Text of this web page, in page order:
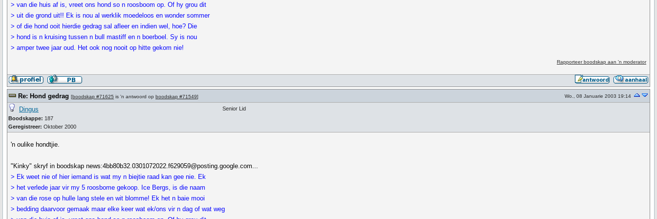
> van die huis af is, vreet ons hond so n roosboom op. Of hy grou dit
> uit die grond uit!! Ek is nou al werklik moedeloos en wonder sommer
> of die hond ooit hierdie gedrag sal afleer en indien wel, hoe? Die
> hond is n kruising tussen n bull mastiff en n boerboel. Sy is nou
> amper twee jaar oud. Het ook nog nooit op hitte gekom nie!
Rapporteer boodskap aan 'n moderator
Re: Hond gedrag [boodskap #71625 is 'n antwoord op boodskap #71549] Wo., 08 Januarie 2003 19:14
Dingus
Boodskappe: 187
Geregistreer: Oktober 2000
Senior Lid
'n oulike hondtjie.
"Kinky" skryf in boodskap news:4bb80b32.0301072022.f629059@posting.google.com...
> Ek weet nie of hier iemand is wat my n biejtie raad kan gee nie. Ek
> het verlede jaar vir my 5 roosbome gekoop. Ice Bergs, is die naam
> van die rose op hulle lang stele en wit blomme! Ek het n baie mooi
> bedding daarvoor gemaak maar elke keer wat ek/ons vir n dag of wat weg